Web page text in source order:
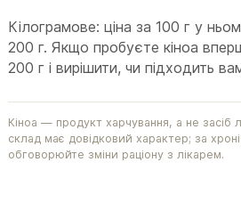
Кілограмове: ціна за 100 г у
200 г. Якщо пробуєте кіноа
200 г і вирішити, чи підходить
Кіноа — продукт харчування, а не засіб
склад має довідковий характер; за
обговорюйте зміни раціону з лікарем.